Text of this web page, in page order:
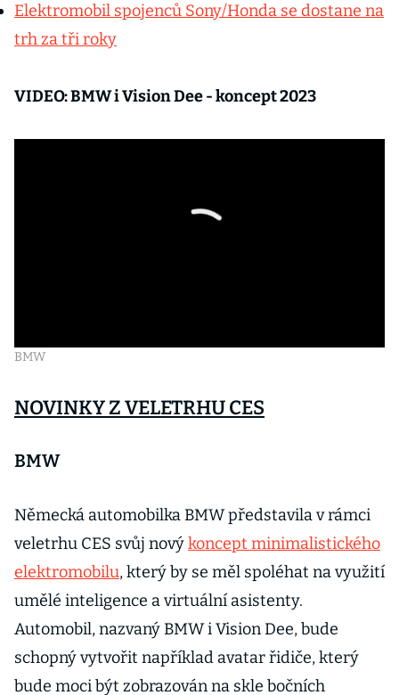
Elektromobil spojenců Sony/Honda se dostane na
trh za tři roky
VIDEO: BMW i Vision Dee - koncept 2023
BMW
NOVINKY Z VELETRHU CES
BMW
Německá automobilka BMW představila v rámci
veletrhu CES svůj novýkoncept minimalistického
elektromobilu, který by se měl spoléhat na využití
umělé inteligence a virtuální asistenty.
Automobil, nazvaný BMW i Vision Dee, bude
schopný vytvořit například avatar řidiče, který
bude moci být zobrazován na skle bočních